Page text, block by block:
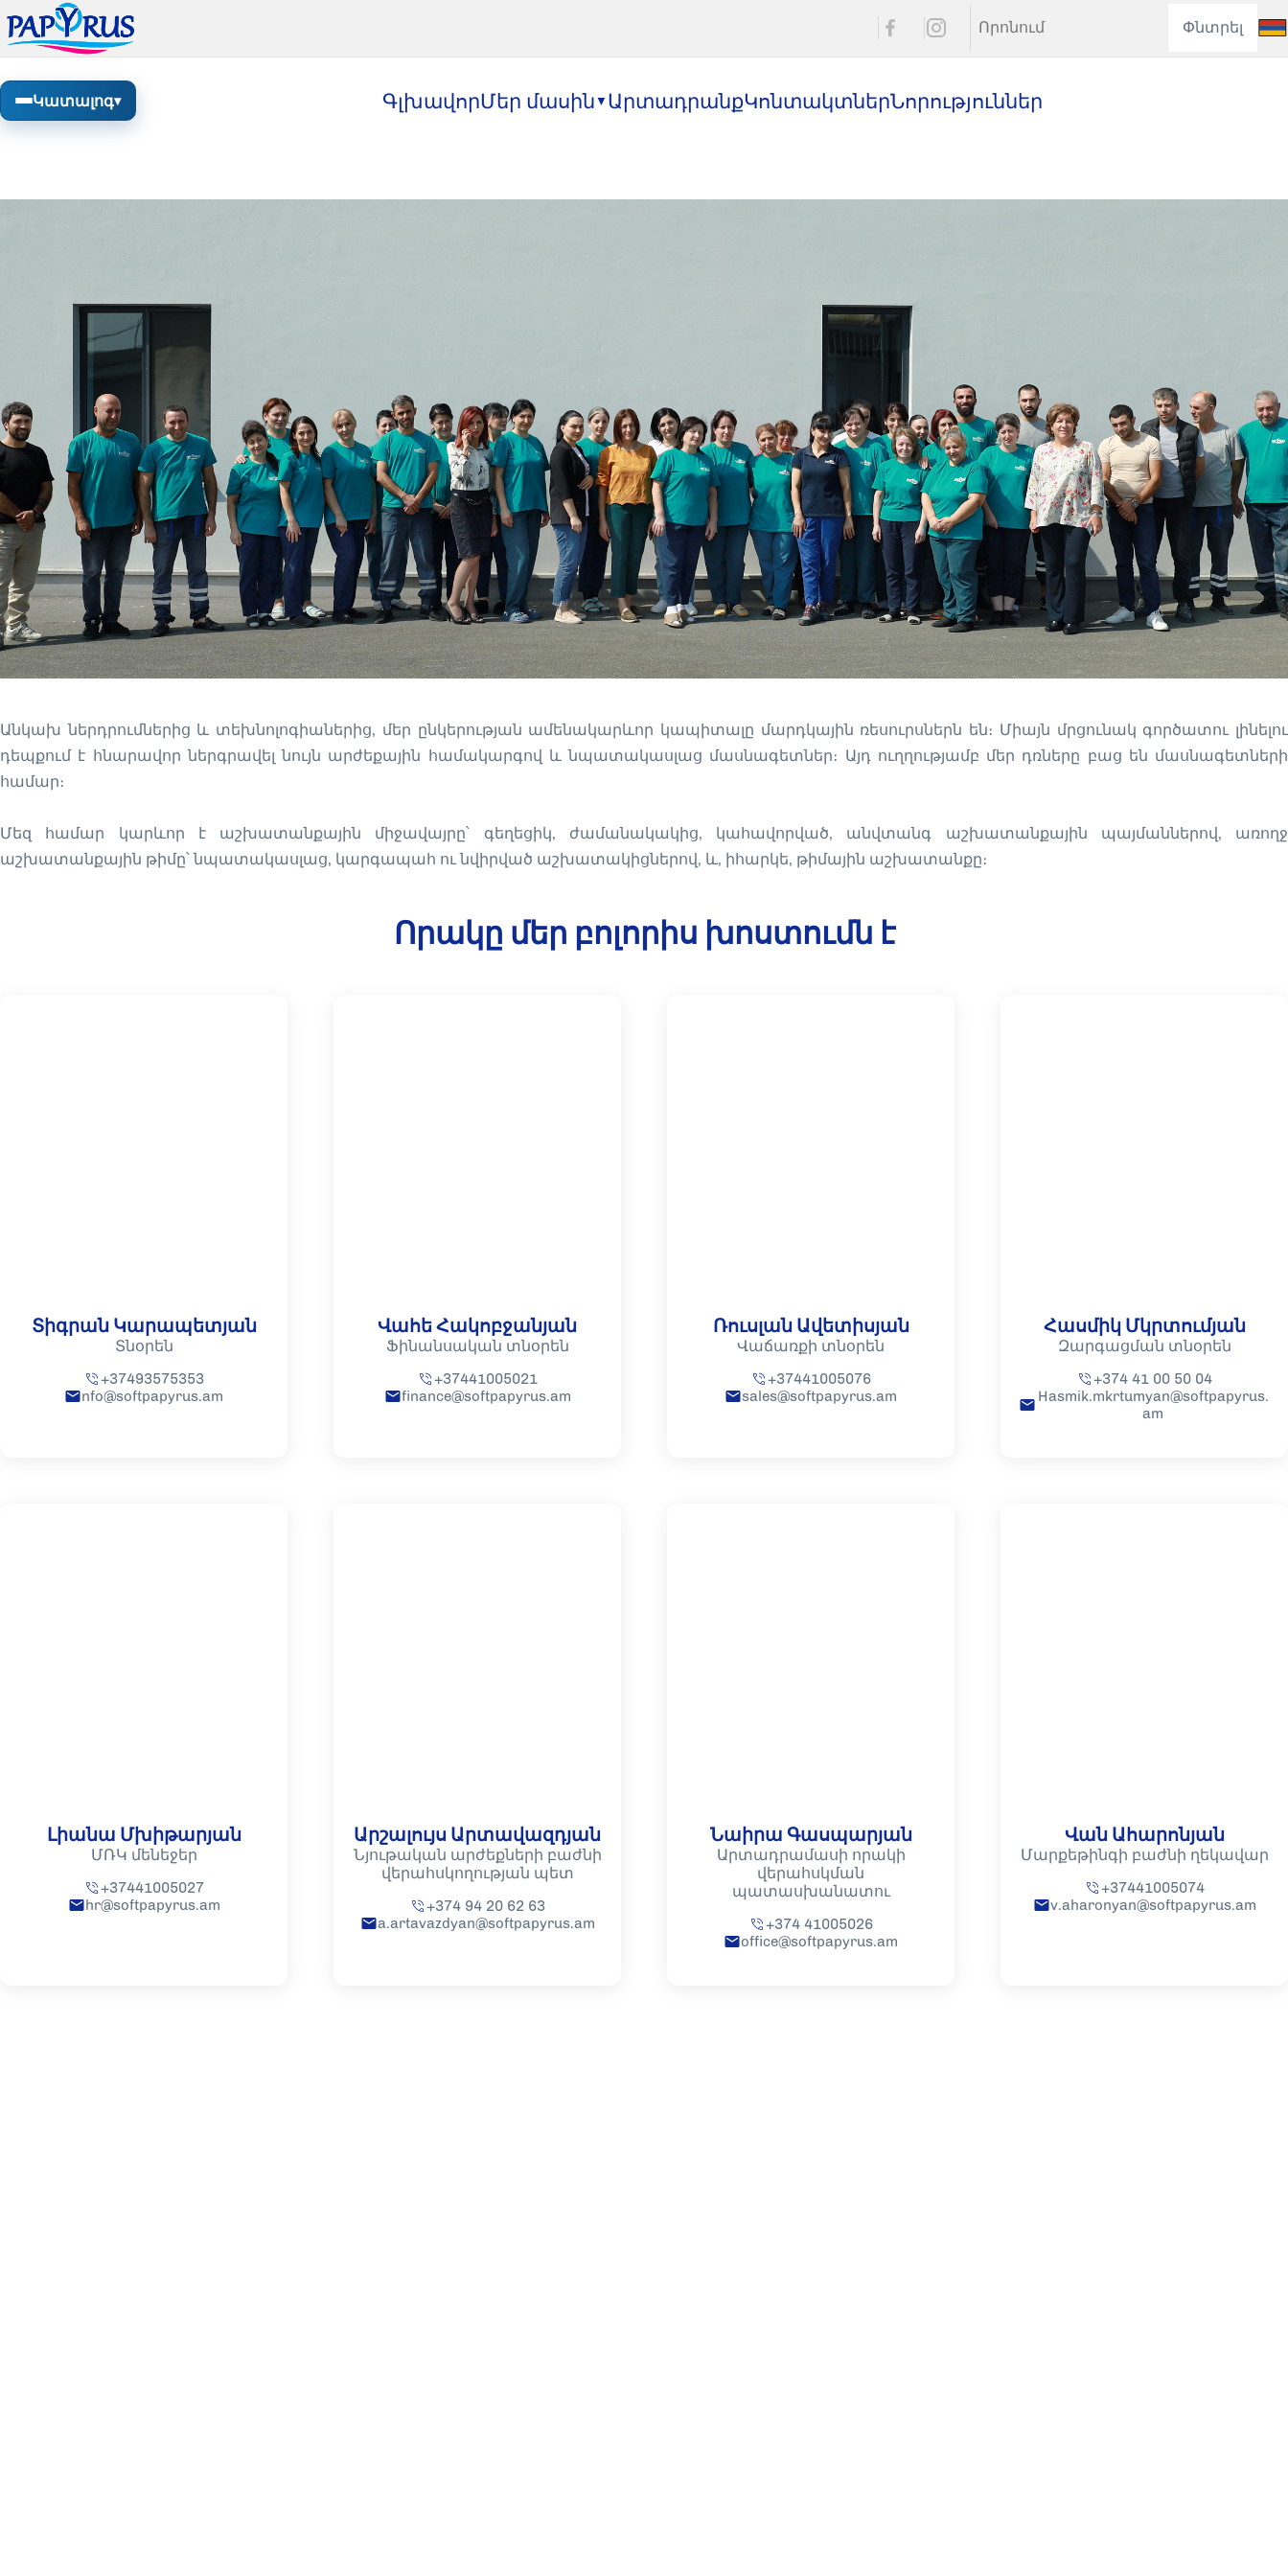
Փնտրել
Կատալոգ▾ ԳլխավորՄեր մասին ▼ ԱրտադրանքԿոնտակտներՆորություններ
Անկախ ներդրումներից և տեխնոլոգիաներից, մեր ընկերության ամենակարևոր կապիտալը մարդկային ռեսուրսներն են։ Միայն մրցունակ գործատու լինելու
դեպքում է հնարավոր ներգրավել նույն արժեքային համակարգով և նպատակասլաց մասնագետներ։ Այդ ուղղությամբ մեր դռները բաց են մասնագետների
համար։
Մեզ համար կարևոր է աշխատանքային միջավայրը՝ գեղեցիկ, ժամանակակից, կահավորված, անվտանգ աշխատանքային պայմաններով, առողջ
աշխատանքային թիմը՝ նպատակասլաց, կարգապահ ու նվիրված աշխատակիցներով, և, իհարկե, թիմային աշխատանքը։
Որակը մեր բոլորիս խոստումն է
Տիգրան Կարապետյան
Տնօրեն
+37493575353
nfo@softpapyrus.am
Վահե Հակոբջանյան
Ֆինանսական տնօրեն
+37441005021
finance@softpapyrus.am
Ռուսլան Ավետիսյան
Վաճառքի տնօրեն
+37441005076
sales@softpapyrus.am
Հասմիկ Մկրտումյան
Զարգացման տնօրեն
+374 41 00 50 04
Hasmik.mkrtumyan@softpapyrus.
am
Լիանա Մխիթարյան
ՄՌԿ մենեջեր
+37441005027
hr@softpapyrus.am
Արշալույս Արտավազդյան
Նյութական արժեքների բաժնի
վերահսկողության պետ
+374 94 20 62 63
a.artavazdyan@softpapyrus.am
Նաիրա Գասպարյան
Արտադրամասի որակի
վերահսկման
պատասխանատու
+374 41005026
office@softpapyrus.am
Վան Ահարոնյան
Մարքեթինգի բաժնի ղեկավար
+37441005074
v.aharonyan@softpapyrus.am